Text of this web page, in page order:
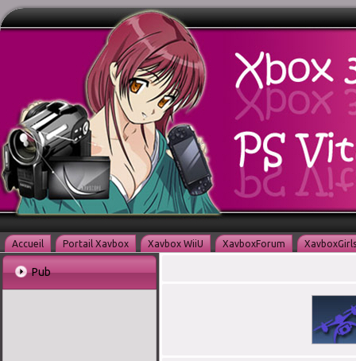
Accueil Portail Xavbox Xavbox WiiU XavboxForum XavboxGirls
Pub